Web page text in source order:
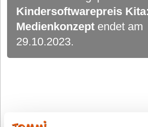
Kindersoftwarepreis
Medienkonzeptendet am
29.10.2023.
Was können Kitas